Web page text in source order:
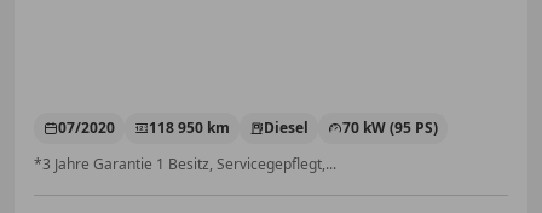
07/2020 118 950 km Diesel
70 kW (95 PS)
*3 Jahre Garantie 1 Besitz, Servicegepflegt,...